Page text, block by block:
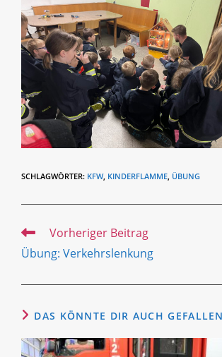
SCHLAGWÖRTER: KFW, KINDERFLAMME, ÜBUNG
Weitere
Artikel
ansehen
Vorheriger Beitrag
Übung: Verkehrslenkung
DAS KÖNNTE DIR AUCH GEFALLEN